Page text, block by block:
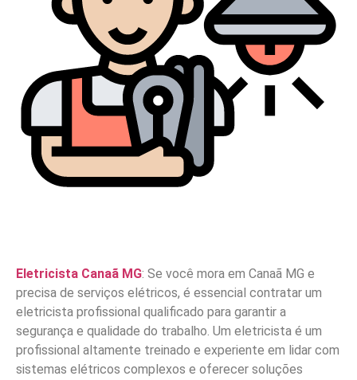
Eletricista Canaã MG: Se você mora em Canaã MG e
precisa de serviços elétricos, é essencial contratar um
eletricista profissional qualificado para garantir a
segurança e qualidade do trabalho. Um eletricista é um
profissional altamente treinado e experiente em lidar com
sistemas elétricos complexos e oferecer soluções